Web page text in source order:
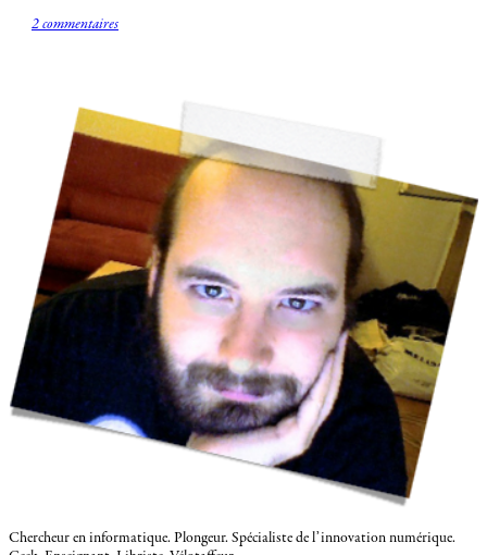
2 commentaires
Chercheur en informatique. Plongeur. Spécialiste de l’innovation numérique.